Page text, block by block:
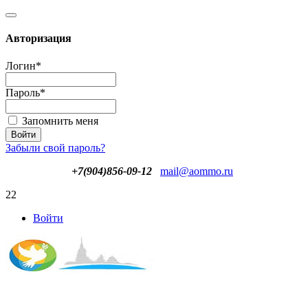
Авторизация
Логин*
Пароль*
Запомнить меня
Забыли свой пароль?
+7(904)856-09-12
mail@aommo.ru
22
Войти